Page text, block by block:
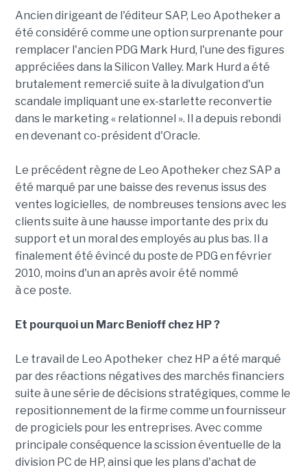
Ancien dirigeant de l'éditeur SAP, Leo Apotheker a
été considéré comme une option surprenante pour
remplacer l'ancien PDG Mark Hurd, l'une des figures
appréciées dans la Silicon Valley. Mark Hurd a été
brutalement remercié suite à la divulgation d'un
scandale impliquant une ex-starlette reconvertie
dans le marketing « relationnel ». Il a depuis rebondi
en devenant co-président d'Oracle.
Le précédent règne de Leo Apotheker chez SAP a
été marqué par une baisse des revenus issus des
ventes logicielles, de nombreuses tensions avec les
clients suite à une hausse importante des prix du
support et un moral des employés au plus bas. Il a
finalement été évincé du poste de PDG en février
2010, moins d'un an après avoir été nommé
à ce poste.
Et pourquoi un Marc Benioff chez HP ?
Le travail de Leo Apotheker chez HP a été marqué
par des réactions négatives des marchés financiers
suite à une série de décisions stratégiques, comme le
repositionnement de la firme comme un fournisseur
de progiciels pour les entreprises. Avec comme
principale conséquence la scission éventuelle de la
division PC de HP, ainsi que les plans d'achat de